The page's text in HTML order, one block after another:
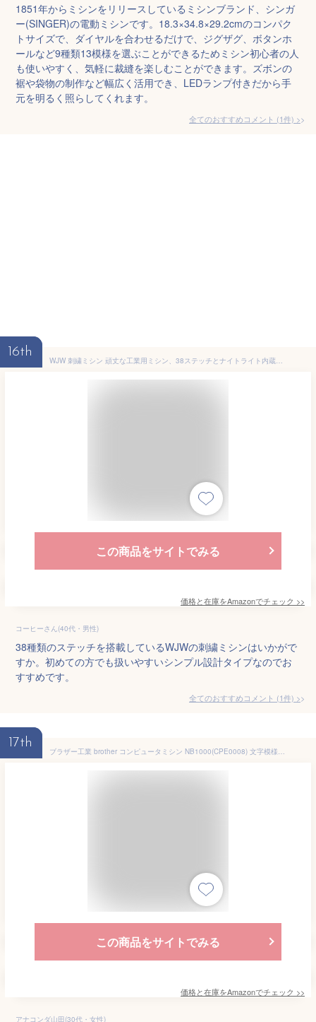
1851年からミシンをリリースしているミシンブランド、シンガ
ー(SINGER)の電動ミシンです。18.3×34.8×29.2cmのコンパク
トサイズで、ダイヤルを合わせるだけで、ジグザグ、ボタンホ
ールなど9種類13模様を選ぶことができるためミシン初心者の人
も使いやすく、気軽に裁縫を楽しむことができます。ズボンの
裾や袋物の制作など幅広く活用でき、LEDランプ付きだから手
元を明るく照らしてくれます。
全てのおすすめコメント (1件) >
16th
WJW 刺繍ミシン 頑丈な工業用ミシン、38ステッチとナイトライト内蔵の多機能ポータブル刺繍機、拡張テーブル、シンプル コンパクト 小型 初心者 子育て 人気 、初心者から上級者ま
この商品をサイトでみる
価格と在庫をAmazonでチェック >>
コーヒーさん(40代・男性)
38種類のステッチを搭載しているWJWの刺繍ミシンはいかがで
すか。初めての方でも扱いやすいシンプル設計タイプなのでお
すすめです。
全てのおすすめコメント (1件) >
17th
ブラザー工業 brother コンピュータミシン NB1000(CPE0008) 文字模様搭載(ひらがな・カタカナ・アルファベット・数字)
この商品をサイトでみる
価格と在庫をAmazonでチェック >>
アナコンダ山田(30代・女性)